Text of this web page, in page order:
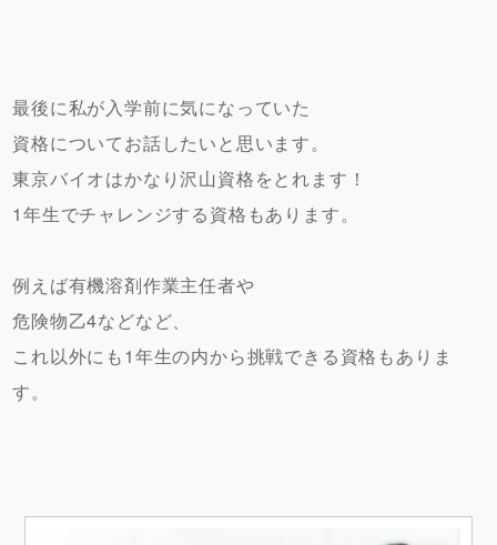
最後に私が入学前に気になっていた
資格についてお話したいと思います。
東京バイオはかなり沢山資格をとれます！
1年生でチャレンジする資格もあります。
例えば有機溶剤作業主任者や
危険物乙4などなど、
これ以外にも1年生の内から挑戦できる資格もありま
す。